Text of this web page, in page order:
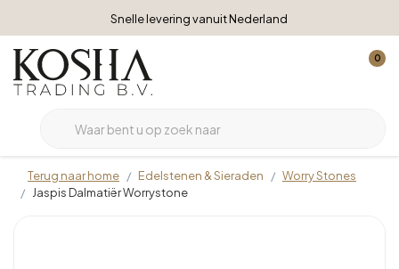
Snelle levering vanuit Nederland
0
Terug naar home Edelstenen & Sieraden
Worry Stones
Jaspis Dalmatiër Worrystone